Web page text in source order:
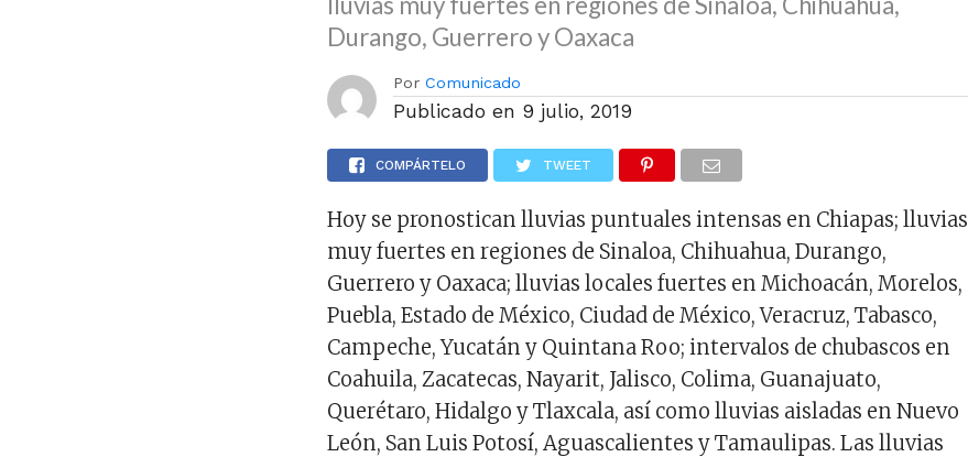
Durango, Guerrero y Oaxaca
Por Comunicado
Publicado en 9 julio, 2019
COMPÁRTELO TWEET
Hoy se pronostican lluvias puntuales intensas en Chiapas; lluvias
muy fuertes en regiones de Sinaloa, Chihuahua, Durango,
Guerrero y Oaxaca; lluvias locales fuertes en Michoacán, Morelos,
Puebla, Estado de México, Ciudad de México, Veracruz, Tabasco,
Campeche, Yucatán y Quintana Roo; intervalos de chubascos en
Coahuila, Zacatecas, Nayarit, Jalisco, Colima, Guanajuato,
Querétaro, Hidalgo y Tlaxcala, así como lluvias aisladas en Nuevo
León, San Luis Potosí, Aguascalientes y Tamaulipas. Las lluvias